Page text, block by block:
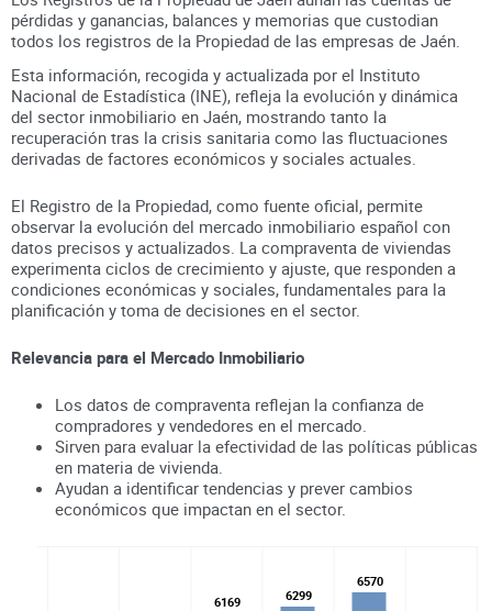
pérdidas y ganancias, balances y memorias que custodian
todos los registros de la Propiedad de las empresas de Jaén
Esta información, recogida y actualizada por el Instituto
Nacional de Estadística (INE), refleja la evolución y dinámica
del sector inmobiliario en Jaén, mostrando tanto la
recuperación tras la crisis sanitaria como las fluctuaciones
derivadas de factores económicos y sociales actuales.
El Registro de la Propiedad, como fuente oficial, permite
observar la evolución del mercado inmobiliario español con
datos precisos y actualizados. La compraventa de viviendas
experimenta ciclos de crecimiento y ajuste, que responden a
condiciones económicas y sociales, fundamentales para la
planificación y toma de decisiones en el sector.
Relevancia para el Mercado Inmobiliario
Los datos de compraventa reflejan la confianza de
compradores y vendedores en el mercado.
Sirven para evaluar la efectividad de las políticas públicas
en materia de vivienda.
Ayudan a identificar tendencias y prever cambios
económicos que impactan en el sector.
6169
6169 6299
6299
6570
6570